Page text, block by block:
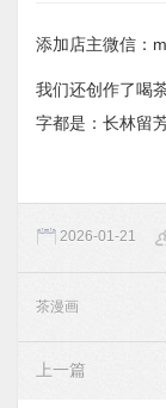
添加店主微信：
我们还创作了喝
字都是：长林留
2026-01-21
茶漫画
上一篇